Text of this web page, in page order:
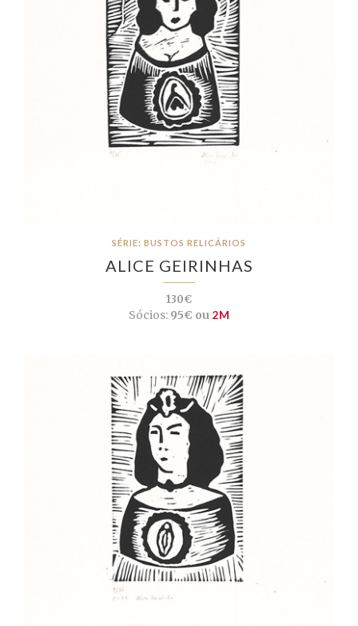
SÉRIE: BUSTOS RELICÁRIOS
ALICE GEIRINHAS
130€
Sócios:95€ ou 2M